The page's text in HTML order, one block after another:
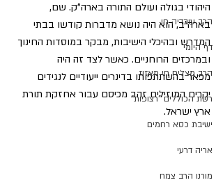
הרב עובדיה חן
דף היומי
הרב מצליח חי מאזוז
רשת הכוללים "רצופות"
ישיבת כסא רחמים
אריה דרעי
מורנו הרב צמח
היהודי בגולה ועולם התורה בארה"ק. שם,
בארה"ב, הוא היה נושא מדברות קודשו בבתי
המדרש ובהיכלי הישיבות, מבקר במוסדות החינוך
ובמרכזים הרוחניים. כאשר לצד זה היה
מפאר בהשתתפותו בדינרים ייעודיים לנגידים
יקרים המוזילים זהב מכיסם עבור אחזקת תורת
ארץ ישראל.